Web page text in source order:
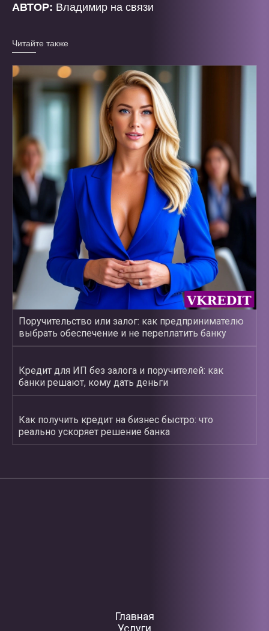
АВТОР: Владимир на связи
Читайте также
Поручительство или залог: как предпринимателю
выбрать обеспечение и не переплатить банку
Кредит для ИП без залога и поручителей: как
банки решают, кому дать деньги
Как получить кредит на бизнес быстро: что
реально ускоряет решение банка
Главная
Услуги